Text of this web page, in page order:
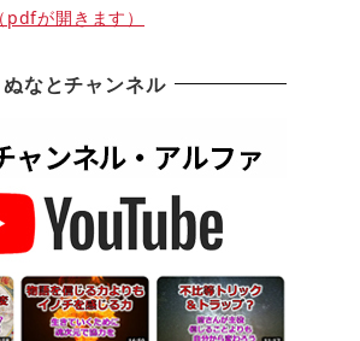
が開きます）
ぬなとチャンネル